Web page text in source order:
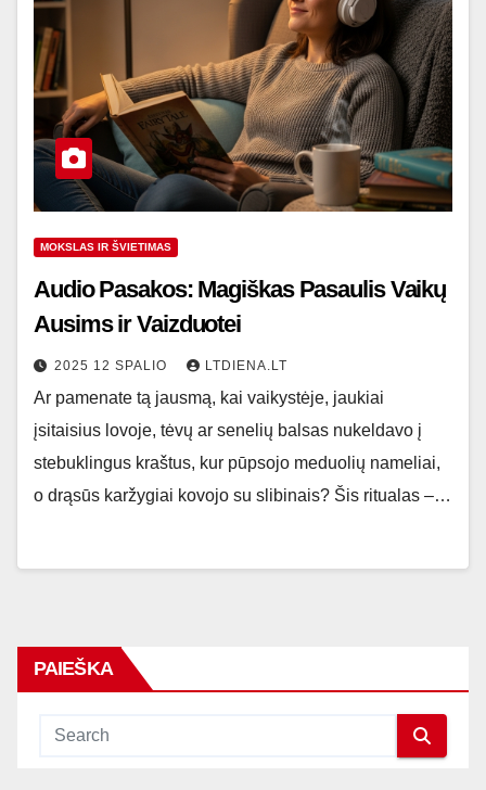
MOKSLAS IR ŠVIETIMAS
Audio Pasakos: Magiškas Pasaulis Vaikų
Ausims ir Vaizduotei
2025 12 SPALIO LTDIENA.LT
Ar pamenate tą jausmą, kai vaikystėje, jaukiai
įsitaisius lovoje, tėvų ar senelių balsas nukeldavo į
stebuklingus kraštus, kur pūpsojo meduolių nameliai,
o drąsūs karžygiai kovojo su slibinais? Šis ritualas –…
PAIEŠKA